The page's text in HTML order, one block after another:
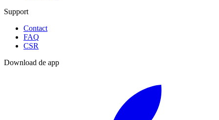
Support
Contact
FAQ
CSR
Download de app